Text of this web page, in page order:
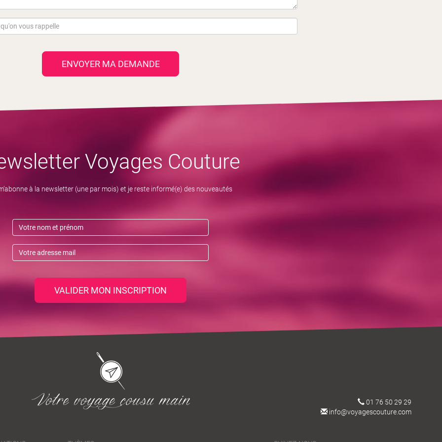
ENVOYER MA DEMANDE
Voyages Couture
à la newsletter (une par mois) et je reste informé(e) des nouveautés
VALIDER MON INSCRIPTION
01 76 50 29 29
info@voyagescouture.com